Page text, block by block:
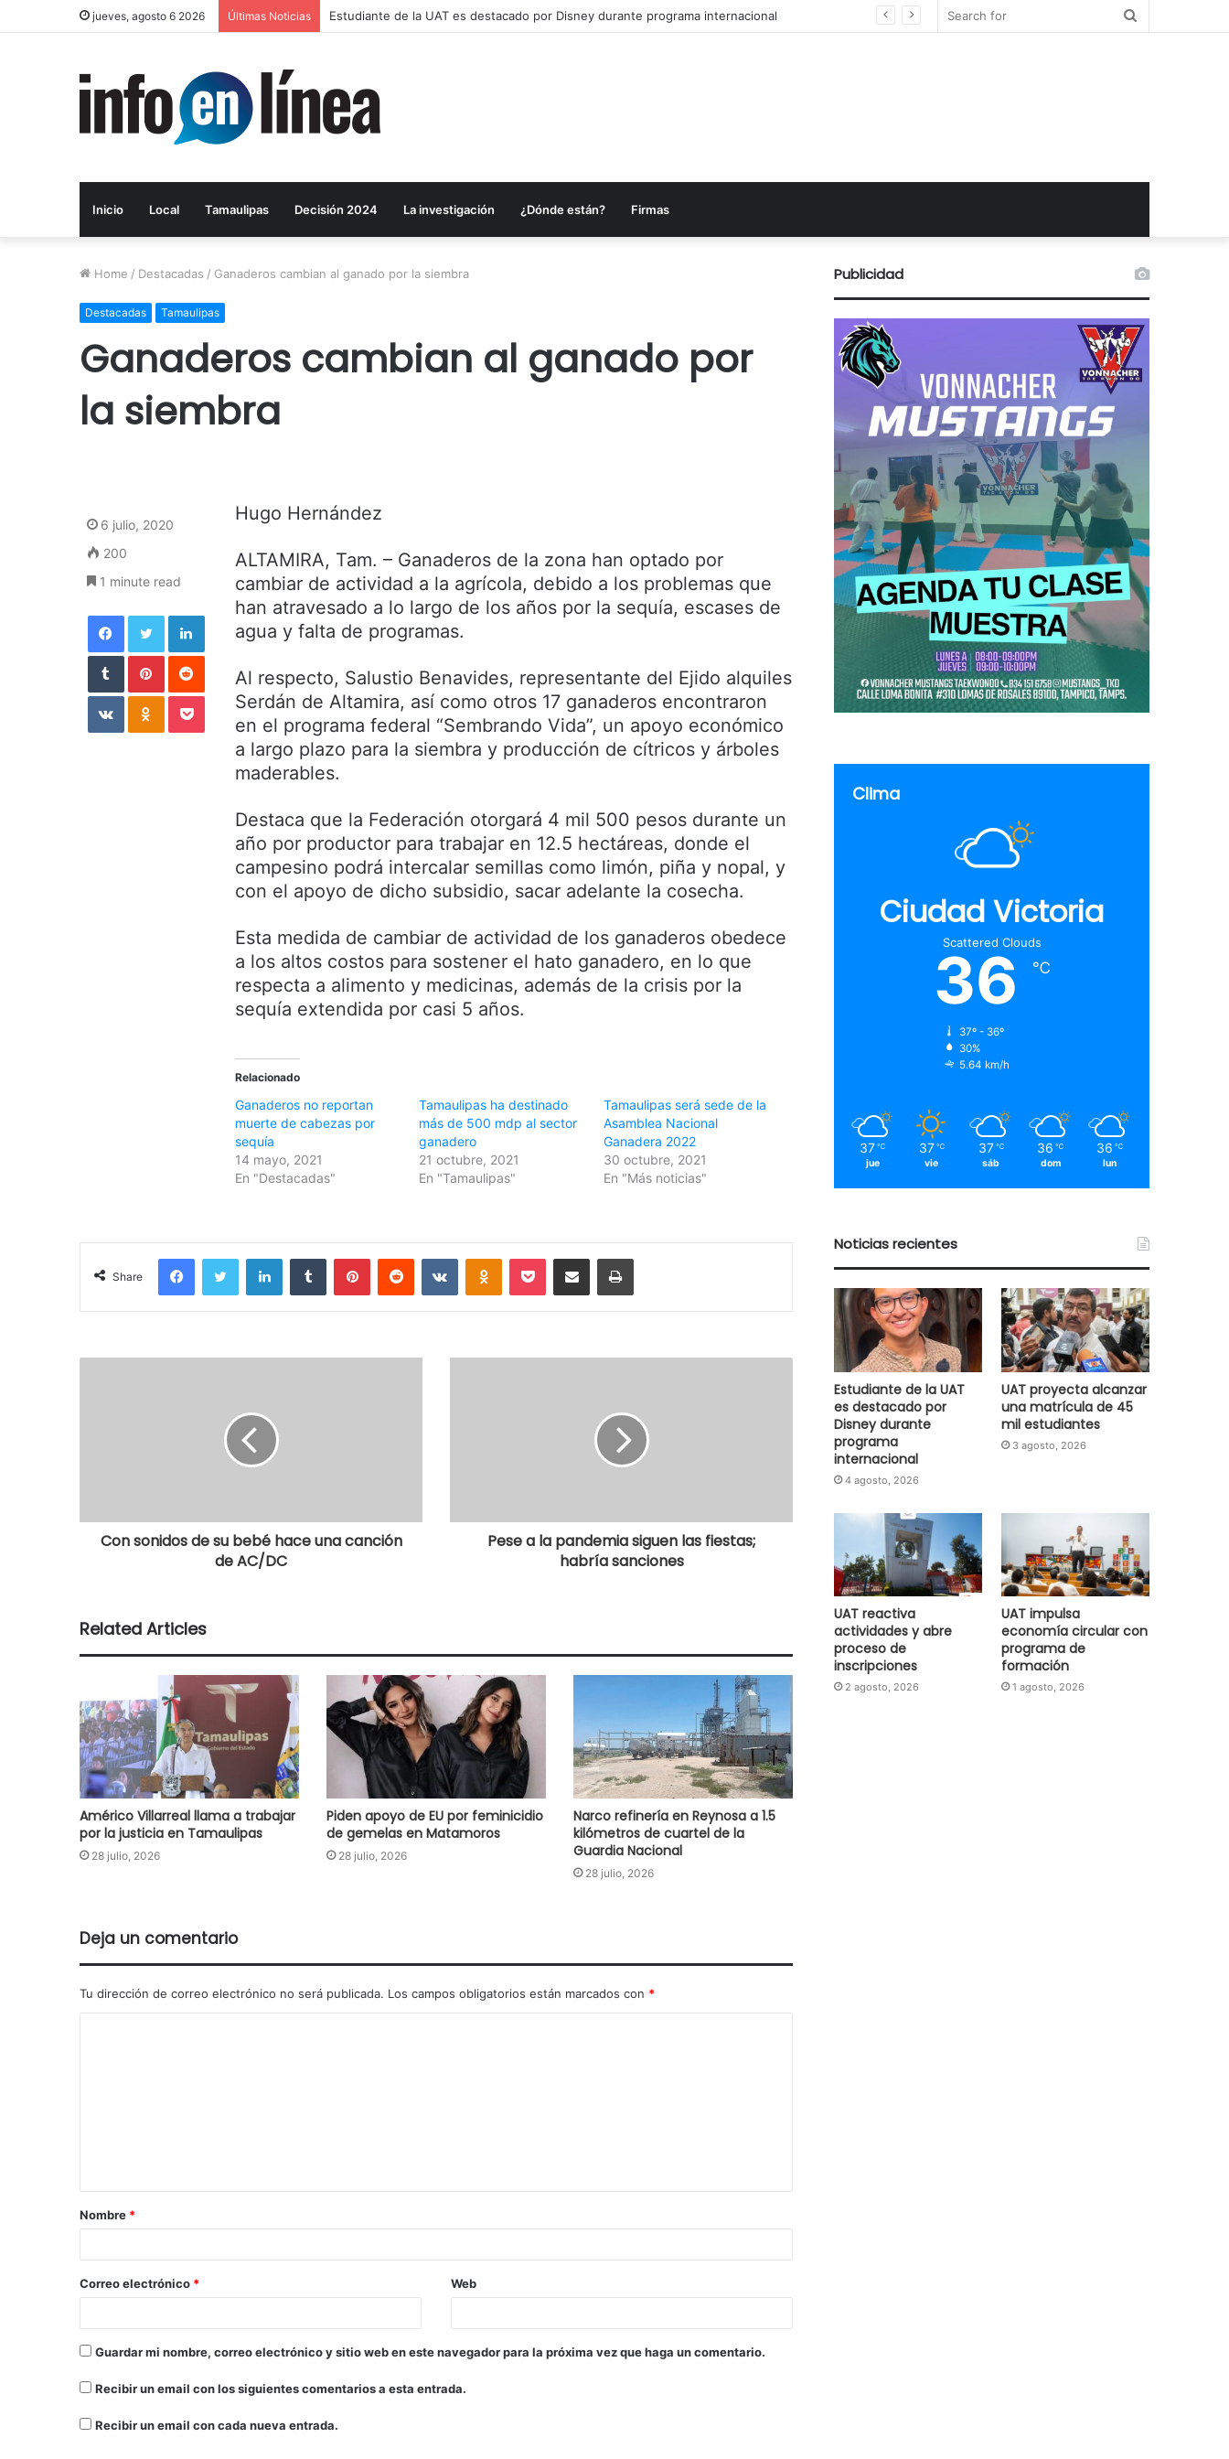
jueves, agosto 6 2026 Últimas Noticias Estudiante de la UAT es destacado por Disney durante programa internacional
Inicio Local Tamaulipas Decisión 2024 La investigación ¿Dónde están? Firmas
Home / Destacadas / Ganaderos cambian al ganado por la siembra
Destacadas Tamaulipas
Ganaderos cambian al ganado por
la siembra
Hugo Hernández
ALTAMIRA, Tam. – Ganaderos de la zona han optado por
cambiar de actividad a la agrícola, debido a los problemas que
han atravesado a lo largo de los años por la sequía, escases de
agua y falta de programas.
Al respecto, Salustio Benavides, representante del Ejido alquiles
Serdán de Altamira, así como otros 17 ganaderos encontraron
en el programa federal “Sembrando Vida”, un apoyo económico
a largo plazo para la siembra y producción de cítricos y árboles
maderables.
Destaca que la Federación otorgará 4 mil 500 pesos durante un
año por productor para trabajar en 12.5 hectáreas, donde el
campesino podrá intercalar semillas como limón, piña y nopal, y
con el apoyo de dicho subsidio, sacar adelante la cosecha.
Esta medida de cambiar de actividad de los ganaderos obedece
a los altos costos para sostener el hato ganadero, en lo que
respecta a alimento y medicinas, además de la crisis por la
sequía extendida por casi 5 años.
Relacionado
Ganaderos no reportan
muerte de cabezas por
sequía
14 mayo, 2021
En "Destacadas"
Tamaulipas ha destinado
más de 500 mdp al sector
ganadero
21 octubre, 2021
En "Tamaulipas"
Tamaulipas será sede de la
Asamblea Nacional
Ganadera 2022
30 octubre, 2021
En "Más noticias"
6 julio, 2020
200
1 minute read
Facebook Twitter LinkedIn
Tumblr Pinterest Reddit
VKontakte Odnoklassniki Pocket
Share
Con sonidos de su bebé hace una canción
de AC/DC
Pese a la pandemia siguen las fiestas;
habría sanciones
Related Articles
Américo Villarreal llama a trabajar
por la justicia en Tamaulipas
28 julio, 2026
Piden apoyo de EU por feminicidio
de gemelas en Matamoros
28 julio, 2026
Narco refinería en Reynosa a 1.5
kilómetros de cuartel de la
Guardia Nacional
28 julio, 2026
Deja un comentario
Tu dirección de correo electrónico no será publicada. Los campos obligatorios están marcados con *
Nombre *
Correo electrónico * Web
Guardar mi nombre, correo electrónico y sitio web en este navegador para la próxima vez que haga un comentario.
Recibir un email con los siguientes comentarios a esta entrada.
Recibir un email con cada nueva entrada.
Publicidad
Clima
Ciudad Victoria
Scattered Clouds
36 ℃
37º - 36º
30%
5.64 km/h
37 ℃
jue
37 ℃
vie
37 ℃
sáb
36 ℃
dom
36 ℃
lun
Noticias recientes
Estudiante de la UAT
es destacado por
Disney durante
programa
internacional
4 agosto, 2026
UAT proyecta alcanzar
una matrícula de 45
mil estudiantes
3 agosto, 2026
UAT reactiva
actividades y abre
proceso de
inscripciones
2 agosto, 2026
UAT impulsa
economía circular con
programa de
formación
1 agosto, 2026